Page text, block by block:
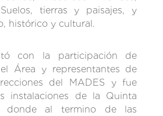
tierras y paisajes, y
histórico y cultural.
con la participación de
Área y representantes de
del MADES y fue
instalaciones de la Quinta
donde al termino de las